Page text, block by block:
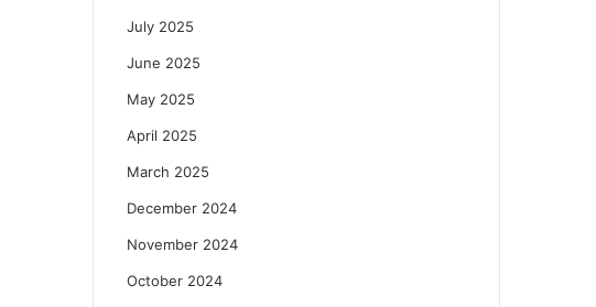
July 2025
June 2025
May 2025
April 2025
March 2025
December 2024
November 2024
October 2024